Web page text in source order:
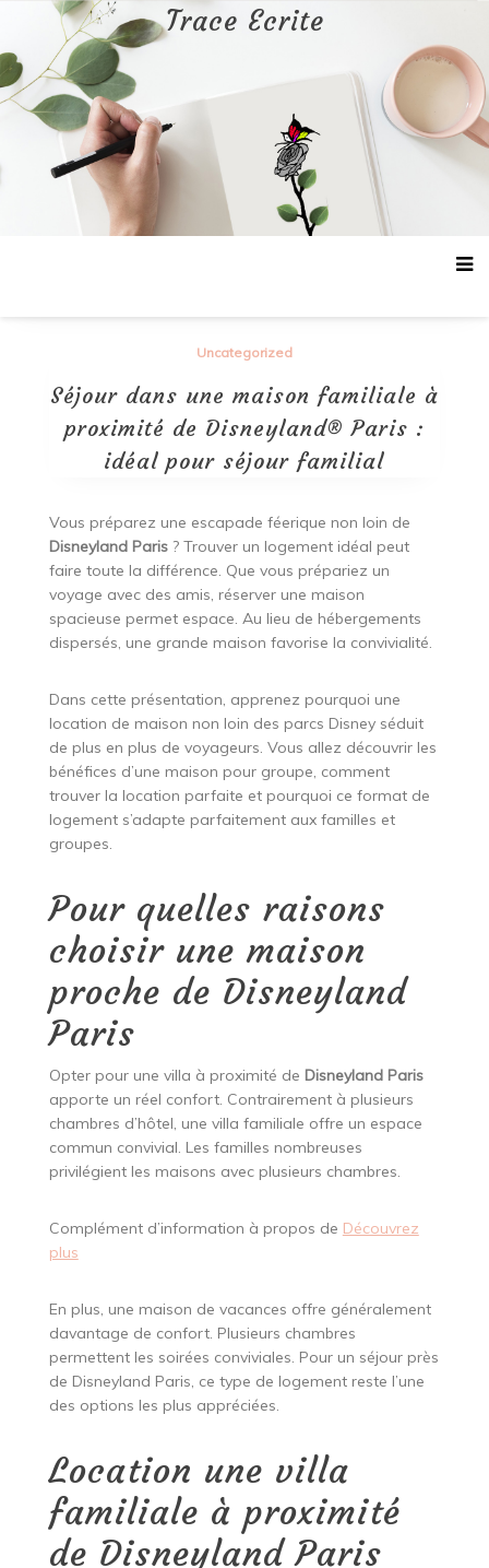
contenu
Trace Ecrite
Uncategorized
Séjour dans une maison familiale à
proximité de Disneyland® Paris :
idéal pour séjour familial
Vous préparez une escapade féerique non loin de
Disneyland Paris? Trouver un logement idéal peut
faire toute la différence. Que vous prépariez un
voyage avec des amis, réserver une maison
spacieuse permet espace. Au lieu de hébergements
dispersés, une grande maison favorise la convivialité.
Dans cette présentation, apprenez pourquoi une
location de maison non loin des parcs Disney séduit
de plus en plus de voyageurs. Vous allez découvrir les
bénéfices d’une maison pour groupe, comment
trouver la location parfaite et pourquoi ce format de
logement s’adapte parfaitement aux familles et
groupes.
Pour quelles raisons
choisir une maison
proche de Disneyland
Paris
Opter pour une villa à proximité de Disneyland Paris
apporte un réel confort. Contrairement à plusieurs
chambres d’hôtel, une villa familiale offre un espace
commun convivial. Les familles nombreuses
privilégient les maisons avec plusieurs chambres.
Complément d’information à propos de Découvrez
plus
En plus, une maison de vacances offre généralement
davantage de confort. Plusieurs chambres
permettent les soirées conviviales. Pour un séjour près
de Disneyland Paris, ce type de logement reste l’une
des options les plus appréciées.
Location une villa
familiale à proximité
de Disneyland Paris